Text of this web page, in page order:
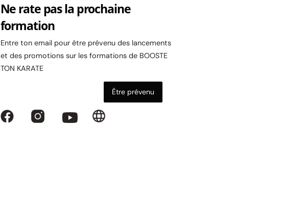
Ne rate pas la prochaine
formation
Entre ton email pour être prévenu des lancements
et des promotions sur les formations de BOOSTE
TON KARATE
Être prévenu